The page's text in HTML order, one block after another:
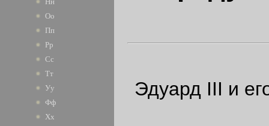
Оо
Пп
Рр
Сс
Тт
Уу
Фф
Хх
Эдуард III и